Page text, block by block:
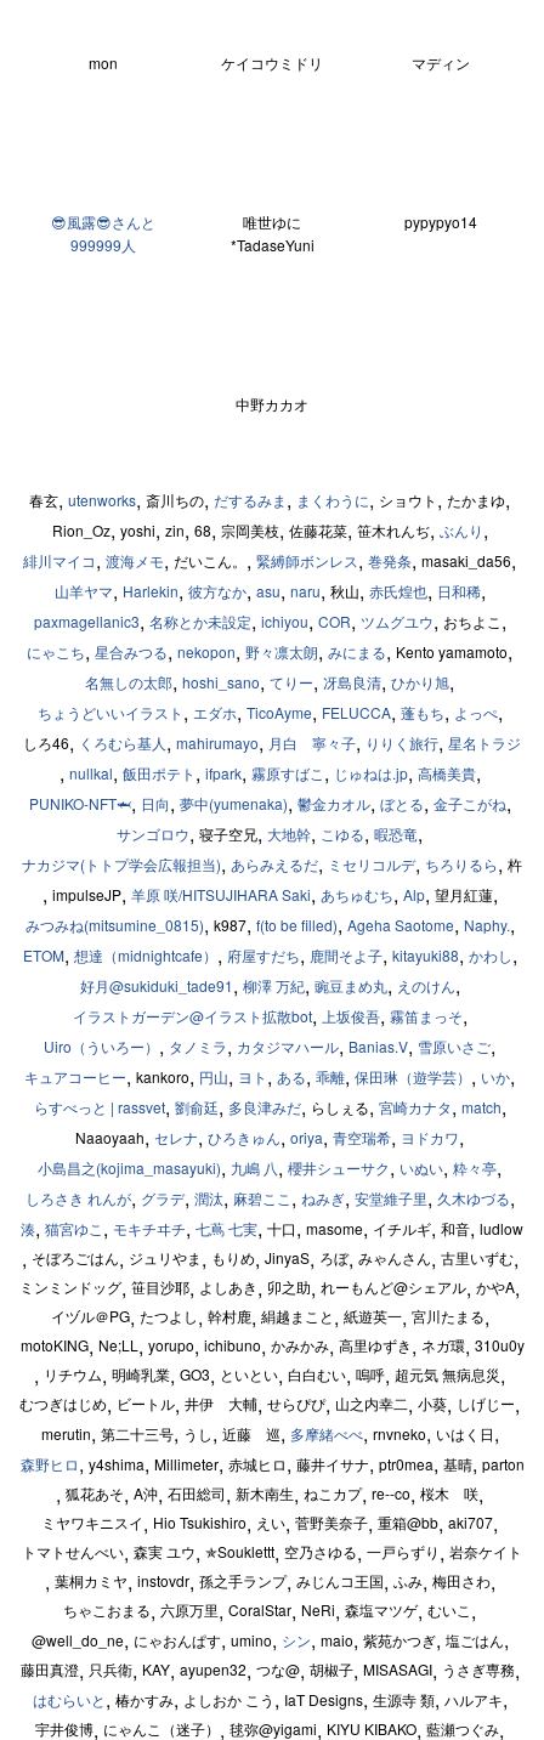
mon ケイコウミドリ マディン
😎風露😎さんと
999999人
唯世ゆに
*TadaseYuni
pypypyo14
中野カカオ
春玄, utenworks, 斎川ちの, だするみま , まくわうに, ショウト , たかまゆ,
Rion_Oz, yoshi, zin, 68, 宗岡美枝, 佐藤花菜, 笹木れんぢ, ぶんり ,
緋川マイコ, 渡海メモ, だいこん。 , 緊縛師ボンレス, 巻発条, masaki_da56,
山羊ヤマ, Harlekin, 彼方なか, asu, naru, 秋山, 赤氏煌也, 日和稀,
paxmagellanic3, 名称とか未設定, ichiyou, COR, ツムグユウ, おちよこ ,
にゃこち, 星合みつる, nekopon, 野々凛太朗, みにまる, Kento yamamoto,
名無しの太郎, hoshi_sano, てりー, 冴島良清, ひかり旭,
ちょうどいいイラスト , エダホ, TicoAyme, FELUCCA, 蓬もち, よっぺ,
しろ46, くろむら基人 , mahirumayo, 月白 寧々子, りりく旅行, 星名トラジ
, nullkal, 飯田ポテト , ifpark, 霧原すばこ , じゅねは.jp, 高橋美貴,
PUNIKO-NFT🦈, 日向, 夢中(yumenaka), 鬱金カオル, ぼとる, 金子こがね,
サンゴロウ, 寝子空兄, 大地幹, こゆる, 暇恐竜,
ナカジマ(トトプ学会広報担当), あらみえるだ, ミセリコルデ, ちろりるら, 杵
, impulseJP, 羊原 咲/HITSUJIHARA Saki, あちゅむち, Alp, 望月紅蓮,
みつみね(mitsumine_0815), k987, f(to be filled), Ageha Saotome, Naphy.,
ETOM, 想達（midnightcafe） , 府屋すだち, 鹿間そよ子, kitayuki88, かわし,
好月@sukiduki_tade91, 柳澤 万紀, 豌豆まめ丸, えのけん,
イラストガーデン@イラスト拡散bot, 上坂俊吾, 霧笛まっそ,
Uiro（ういろー） , タノミラ, カタジマハール, Banias.V, 雪原いさご,
キュアコーヒー, kankoro, 円山, ヨト , ある, 乖離, 保田琳（遊学芸） , いか,
らすべっと | rassvet, 劉俞廷, 多良津みだ, らしぇる, 宮崎カナタ, match,
Naaoyaah, セレナ, ひろきゅん, oriya, 青空瑞希, ヨドカワ,
小島昌之(kojima_masayuki), 九嶋 八, 櫻井シューサク, いぬい, 粋々亭,
しろさき れんが, グラデ, 潤汰, 麻碧ここ , ねみぎ, 安堂維子里, 久木ゆづる,
湊, 猫宮ゆこ , モキチヰチ, 七蔦 七実, 十口, masome, イチルギ, 和音, ludlow
, そぼろごはん, ジュリやま , もりめ, JinyaS, ろぼ, みゃんさん, 古里いずむ,
ミンミンドッグ, 笹目沙耶, よしあき, 卯之助, れーもんど@シェアル, かやA,
イヅル＠PG, たつよし, 幹村鹿, 絹越まこと, 紙遊英一, 宮川たまる,
motoKING, Ne;LL , yorupo, ichibuno, かみかみ, 高里ゆずき, ネガ環, 310u0y
, リチウム, 明崎乳業, GO3, といとい, 白白むい, 嗚呼, 超元気 無病息災,
むつぎはじめ, ビートル, 井伊 大輔, せらぴぴ, 山之内幸二, 小葵, しげじー,
merutin, 第二十三号, うし, 近藤 巡, 多摩緒べべ, rnvneko, いはく日,
森野ヒロ, y4shima, Millimeter, 赤城ヒロ, 藤井イサナ, ptr0mea, 基晴, parton
, 狐花あそ, A沖, 石田総司, 新木南生, ねこカプ, re--co, 桜木 咲,
ミヤワキニスイ, Hio Tsukishiro, えい, 菅野美奈子, 重箱@bb, aki707,
トマトせんべい, 森実 ユウ, ✯Souklettt, 空乃さゆる, 一戸らずり , 岩奈ケイト
, 葉桐カミヤ, instovdr, 孫之手ランプ, みじんコ王国, ふみ, 梅田さわ,
ちゃこおまる, 六原万里, CoralStar, NeRi, 森塩マツゲ, むいこ ,
@well_do_ne, にゃおんぱす, umino, シン, maio, 紫苑かつぎ, 塩ごはん,
藤田真澄, 只兵衛, KAY, ayupen32, つな@, 胡椒子, MISASAGI, うさぎ専務,
はむらいと , 椿かすみ, よしおか こう , IaT Designs, 生源寺 類, ハルアキ,
宇井俊博, にゃんこ（迷子） , 毬弥@yigami, KIYU KIBAKO, 藍瀬つぐみ,